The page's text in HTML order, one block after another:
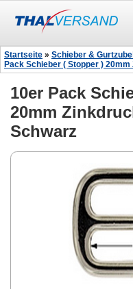
Startseite » Schieber &
Pack Schieber ( Stopper )
10er Pack
20mm
Schwarz